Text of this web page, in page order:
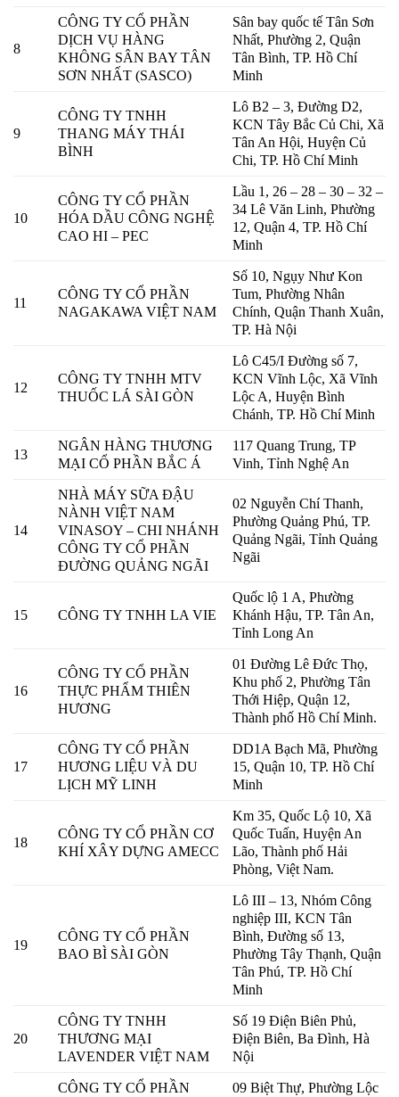
8
CÔNG TY CỔ PHẦN
DỊCH VỤ HÀNG
KHÔNG SÂN BAY TÂN
SƠN NHẤT (SASCO)
Sân bay quốc tế Tân Sơn
Nhất, Phường 2, Quận
Tân Bình, TP. Hồ Chí
Minh
9
CÔNG TY TNHH
THANG MÁY THÁI
BÌNH
Lô B2 – 3, Đường D2,
KCN Tây Bắc Củ Chi, Xã
Tân An Hội, Huyện Củ
Chi, TP. Hồ Chí Minh
10
CÔNG TY CỔ PHẦN
HÓA DẦU CÔNG NGHỆ
CAO HI – PEC
Lầu 1, 26 – 28 – 30 – 32 –
34 Lê Văn Linh, Phường
12, Quận 4, TP. Hồ Chí
Minh
11
CÔNG TY CỔ PHẦN
NAGAKAWA VIỆT NAM
Số 10, Ngụy Như Kon
Tum, Phường Nhân
Chính, Quận Thanh Xuân,
TP. Hà Nội
12
CÔNG TY TNHH MTV
THUỐC LÁ SÀI GÒN
Lô C45/I Đường số 7,
KCN Vĩnh Lộc, Xã Vĩnh
Lộc A, Huyện Bình
Chánh, TP. Hồ Chí Minh
13
NGÂN HÀNG THƯƠNG
MẠI CỔ PHẦN BẮC Á
117 Quang Trung, TP
Vinh, Tỉnh Nghệ An
14
NHÀ MÁY SỮA ĐẬU
NÀNH VIỆT NAM
VINASOY – CHI NHÁNH
CÔNG TY CỔ PHẦN
ĐƯỜNG QUẢNG NGÃI
02 Nguyễn Chí Thanh,
Phường Quảng Phú, TP.
Quảng Ngãi, Tỉnh Quảng
Ngãi
15 CÔNG TY TNHH LA VIE
Quốc lộ 1 A, Phường
Khánh Hậu, TP. Tân An,
Tỉnh Long An
16
CÔNG TY CỔ PHẦN
THỰC PHẨM THIÊN
HƯƠNG
01 Đường Lê Đức Thọ,
Khu phố 2, Phường Tân
Thới Hiệp, Quận 12,
Thành phố Hồ Chí Minh.
17
CÔNG TY CỔ PHẦN
HƯƠNG LIỆU VÀ DU
LỊCH MỸ LINH
DD1A Bạch Mã, Phường
15, Quận 10, TP. Hồ Chí
Minh
18
CÔNG TY CỔ PHẦN CƠ
KHÍ XÂY DỰNG AMECC
Km 35, Quốc Lộ 10, Xã
Quốc Tuấn, Huyện An
Lão, Thành phố Hải
Phòng, Việt Nam.
19
CÔNG TY CỔ PHẦN
BAO BÌ SÀI GÒN
Lô III – 13, Nhóm Công
nghiệp III, KCN Tân
Bình, Đường số 13,
Phường Tây Thạnh, Quận
Tân Phú, TP. Hồ Chí
Minh
20
CÔNG TY TNHH
THƯƠNG MẠI
LAVENDER VIỆT NAM
Số 19 Điện Biên Phủ,
Điện Biên, Ba Đình, Hà
Nội
CÔNG TY CỔ PHẦN
09 Biệt Thự, Phường Lộc